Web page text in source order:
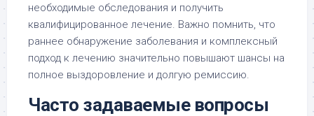
необходимые обследования и получить
квалифицированное лечение. Важно помнить, что
раннее обнаружение заболевания и комплексный
подход к лечению значительно повышают шансы на
полное выздоровление и долгую ремиссию.
Часто задаваемые вопросы